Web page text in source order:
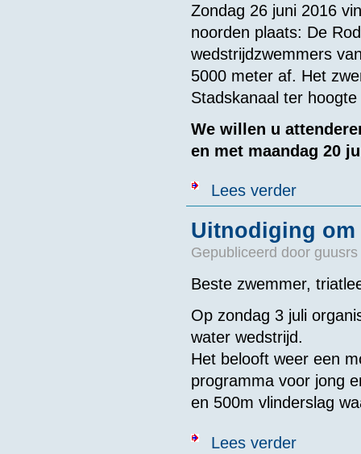
Zondag 26 juni 2016
noorden plaats: De
wedstrijdzwemmers
5000 meter af. Het
Stadskanaal ter
We willen u
en met maandag 20
Lees verderover
Uitnodiging om
Gepubliceerd door guusrs
Beste zwemmer,
Op zondag 3 juli
water wedstrijd.
Het belooft weer een
programma voor jong
en 500m vlinderslag
Lees verderover